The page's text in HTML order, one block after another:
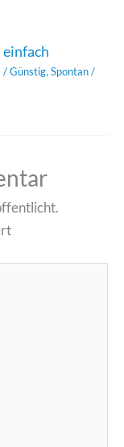
einfach
/Günstig, Spontan/